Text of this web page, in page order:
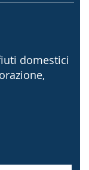
domestici